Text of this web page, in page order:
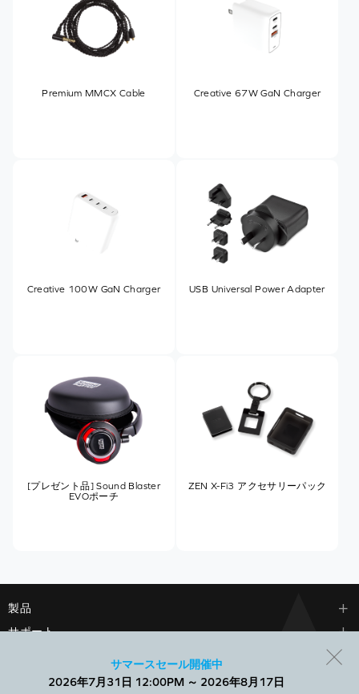
当社では、Webサイトでのエクスペリエンスを向上させ、パーソ
サマースセール開催中
2026年7月31日 12:00PM ～ 2026年8月17日
Premium MMCX Cable Creative 67W GaN Charger
Creative 100W GaN Charger USB Universal Power Adapter
[プレゼント品] Sound Blaster
EVOポーチ
ZEN X-Fi3 アクセサリーパック
製品
サポート